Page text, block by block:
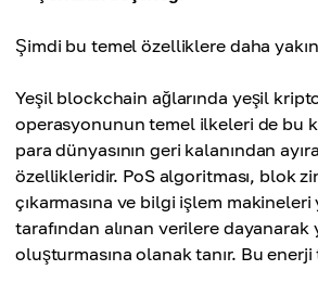
Şimdi bu temel özelliklere daha
Yeşil blockchain ağlarında yeşil
operasyonunun temel ilkeleri de bu
para dünyasının geri kalanından
özellikleridir. PoS algoritması, blok
çıkarmasına ve bilgi işlem makineleri
tarafından alınan verilere
oluşturmasına olanak tanır. Bu